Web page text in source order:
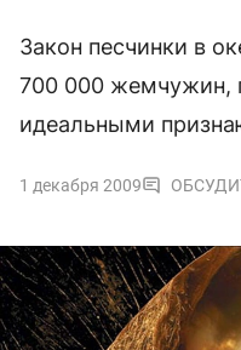
Закон песчинки в
700 000 жемчужин,
идеальными
1 декабря 2009